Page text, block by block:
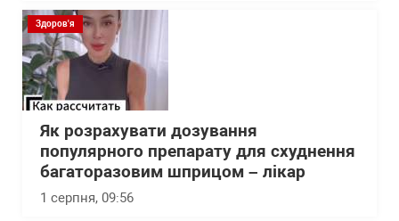
Здоров'я
Як розрахувати дозування
популярного препарату для схуднення
багаторазовим шприцом – лікар
1 серпня, 09:56